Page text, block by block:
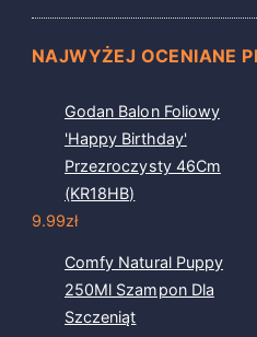
NAJWYŻEJ OCENIANE
Godan Balon Foliowy
'Happy Birthday'
Przezroczysty 46Cm
(KR18HB)
9.99zł
Comfy Natural Puppy
250Ml Szampon Dla
Szczeniąt